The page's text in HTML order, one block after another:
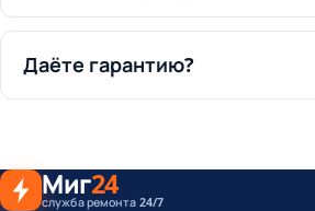
Даёте гарантию?
Миг24
служба ремонта 24/7